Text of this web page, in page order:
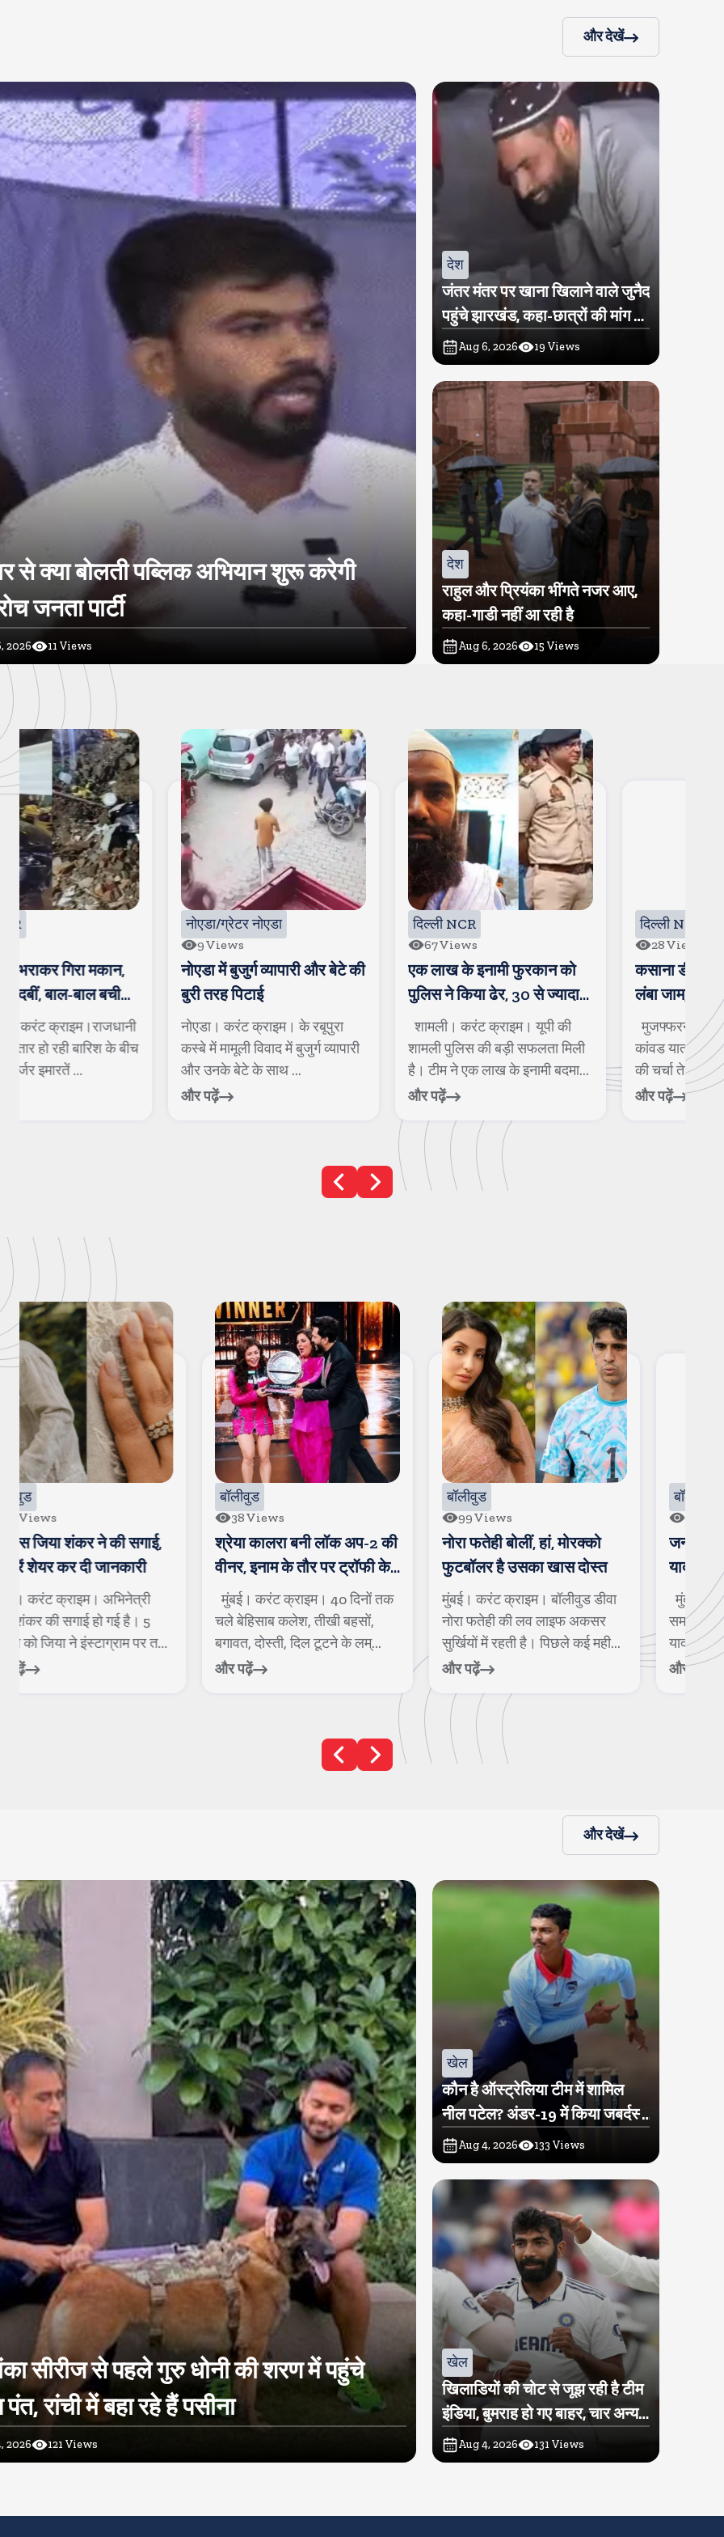
और देखें
से क्या बोलती पब्लिक अभियान शुरू करेगी
जनता पार्टी
2026 11 Views
देश
जंतर मंतर पर खाना खिलाने वाले जुनैद
पहुंचे झारखंड, कहा-छात्रों की मांग का
समर्थन करते है
Aug 6, 2026 19 Views
देश
राहुल और प्रियंका भींगते नजर आए,
कहा-गाडी नहीं आ रही है
Aug 6, 2026 15 Views
नोएडा में बुजुर्ग व्यापारी और बेटे की
बुरी तरह पिटाई
नोएडा। करंट क्राइम। के रबूपुरा
कस्बे में मामूली विवाद में बुजुर्ग व्यापारी
और उनके बेटे के साथ ...
दिल्ली NCR
एक लाख के इनामी फुरकान को
पुलिस ने किया ढेर, 30 से ज्यादा
गंभीर मामले थे दर्ज
शामली। करंट क्राइम। यूपी की
शामली पुलिस की बड़ी सफलता मिली
है। टीम ने एक लाख के इनामी बदमाश
कसाना डीजे हो गया खराब, लगा
लंबा जाम, लोग देखने को आ रहे हैं
मुजफ्फरनगर। करंट क्राइम।
कांवड यात्रा के दौरान कसाना डीजे
की चर्चा तेज हो रही है। लोनी के
38
श्रेया कालरा बनी लॉक अप-2 की
वीनर, इनाम के तौर पर ट्रॉफी के
साथ एक करोड रुपए मिले
मुंबई। करंट क्राइम। 40 दिनों तक
चले बेहिसाब कलेश, तीखी बहसों,
बगावत, दोस्ती, दिल टूटने के लम्...
और पढ़ें
99
नोरा फतेही बोलीं, हां, मोरक्को
फुटबॉलर है उसका खास दोस्त
मुंबई। करंट क्राइम। बॉलीवुड डीवा
नोरा फतेही की लव लाइफ अकसर
सुर्खियों में रहती है। पिछले कई मही...
और पढ़ें
18
जन्नत ने किया कन्फर्म, एल्विश
यादव को कर रही है डेट
मुंबई। करंट क्राइम। पिछले काफी
समय से टेलीविजन जगत में एल्विश
यादव और जन्नत जुबैर के रोमांस क...
और पढ़ें
और देखें
सीरीज से पहले गुरु धोनी की शरण में पहुंचे
रांची में बहा रहे हैं पसीना
2026 121 Views
खेल
कौन है ऑस्ट्रेलिया टीम में शामिल
नील पटेल? अंडर-19 में किया जबर्दस्त
प्रदर्शन
Aug 4, 2026 133 Views
खेल
खिलाडियों की चोट से जूझ रही है टीम
इंडिया, बुमराह हो गए बाहर, चार अन्य
खिलाडी पर भी लटकी तलवार
Aug 4, 2026 131 Views